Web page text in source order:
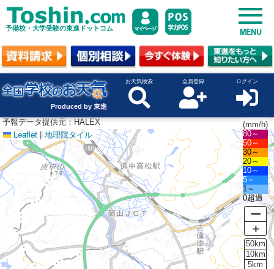
予備校・大学受験の東進ドットコム MENU
Produced by 東進
お天気検索 会員登録 ログイン
Leaflet | 地理院タイル
(mm/h)
80～
50～
30～
20～
10～
5～
1～
0超過
ー
＋
50km
10km
5km
予報データ提供元：HALEX